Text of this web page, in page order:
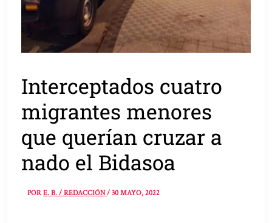
Interceptados cuatro
migrantes menores
que querían cruzar a
nado el Bidasoa
PORE. B. / REDACCIÓN/30 MAYO, 2022